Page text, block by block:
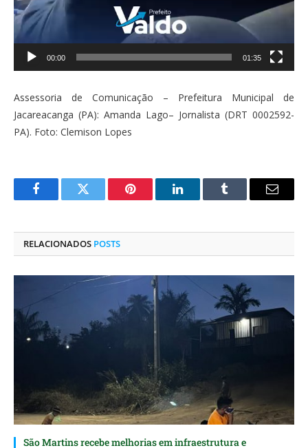
00:00 01:35
Assessoria de Comunicação – Prefeitura Municipal de
Jacareacanga (PA): Amanda Lago– Jornalista (DRT 0002592-
PA). Foto: Clemison Lopes
FacebookTwitter Pinterest O
Tumblr
E-
RELACIONADOS POSTS
São Martins recebe melhorias em infraestrutura e